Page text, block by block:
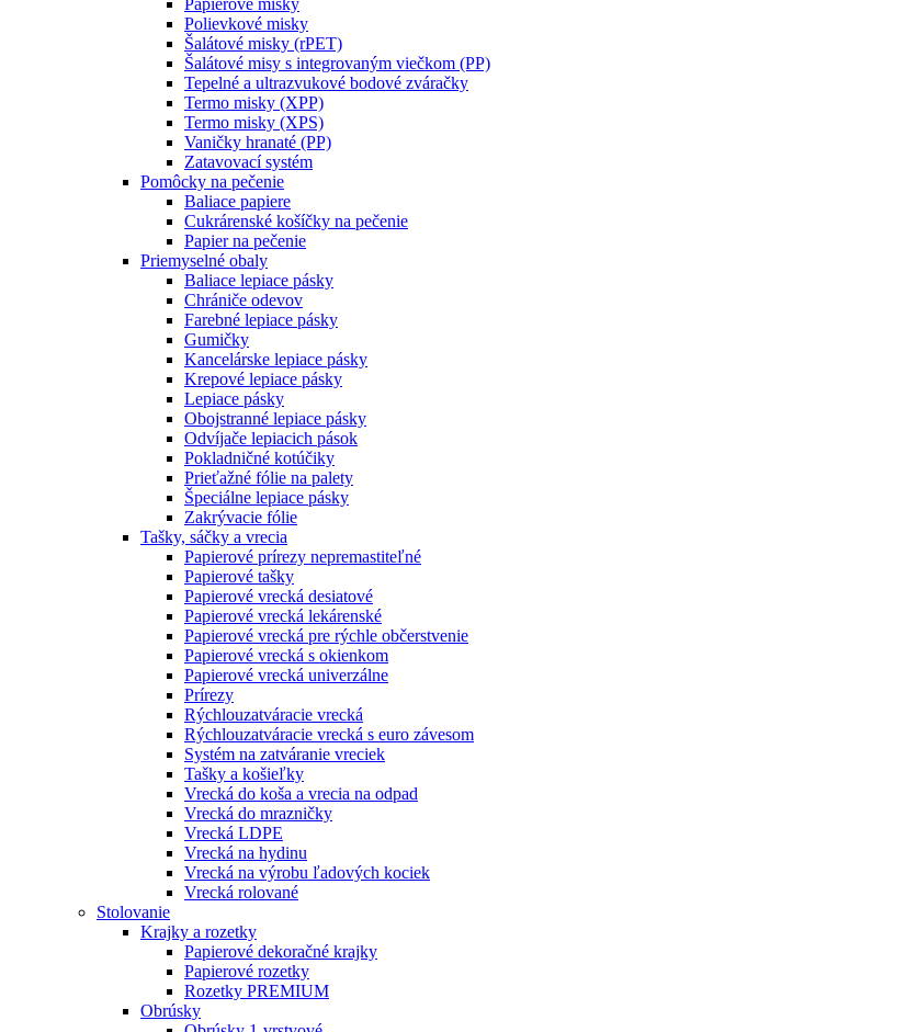
Polievkové misky
Šalátové misky (rPET)
Šalátové misy s integrovaným viečkom (PP)
Tepelné a ultrazvukové bodové zváračky
Termo misky (XPP)
Termo misky (XPS)
Vaničky hranaté (PP)
Zatavovací systém
Pomôcky na pečenie
Baliace papiere
Cukrárenské košíčky na pečenie
Papier na pečenie
Priemyselné obaly
Baliace lepiace pásky
Chrániče odevov
Farebné lepiace pásky
Gumičky
Kancelárske lepiace pásky
Krepové lepiace pásky
Lepiace pásky
Obojstranné lepiace pásky
Odvíjače lepiacich pások
Pokladničné kotúčiky
Prieťažné fólie na palety
Špeciálne lepiace pásky
Zakrývacie fólie
Tašky, sáčky a vrecia
Papierové prírezy nepremastiteľné
Papierové tašky
Papierové vrecká desiatové
Papierové vrecká lekárenské
Papierové vrecká pre rýchle občerstvenie
Papierové vrecká s okienkom
Papierové vrecká univerzálne
Prírezy
Rýchlouzatváracie vrecká
Rýchlouzatváracie vrecká s euro závesom
Systém na zatváranie vreciek
Tašky a košieľky
Vrecká do koša a vrecia na odpad
Vrecká do mrazničky
Vrecká LDPE
Vrecká na hydinu
Vrecká na výrobu ľadových kociek
Vrecká rolované
Stolovanie
Krajky a rozetky
Papierové dekoračné krajky
Papierové rozetky
Rozetky PREMIUM
Obrúsky